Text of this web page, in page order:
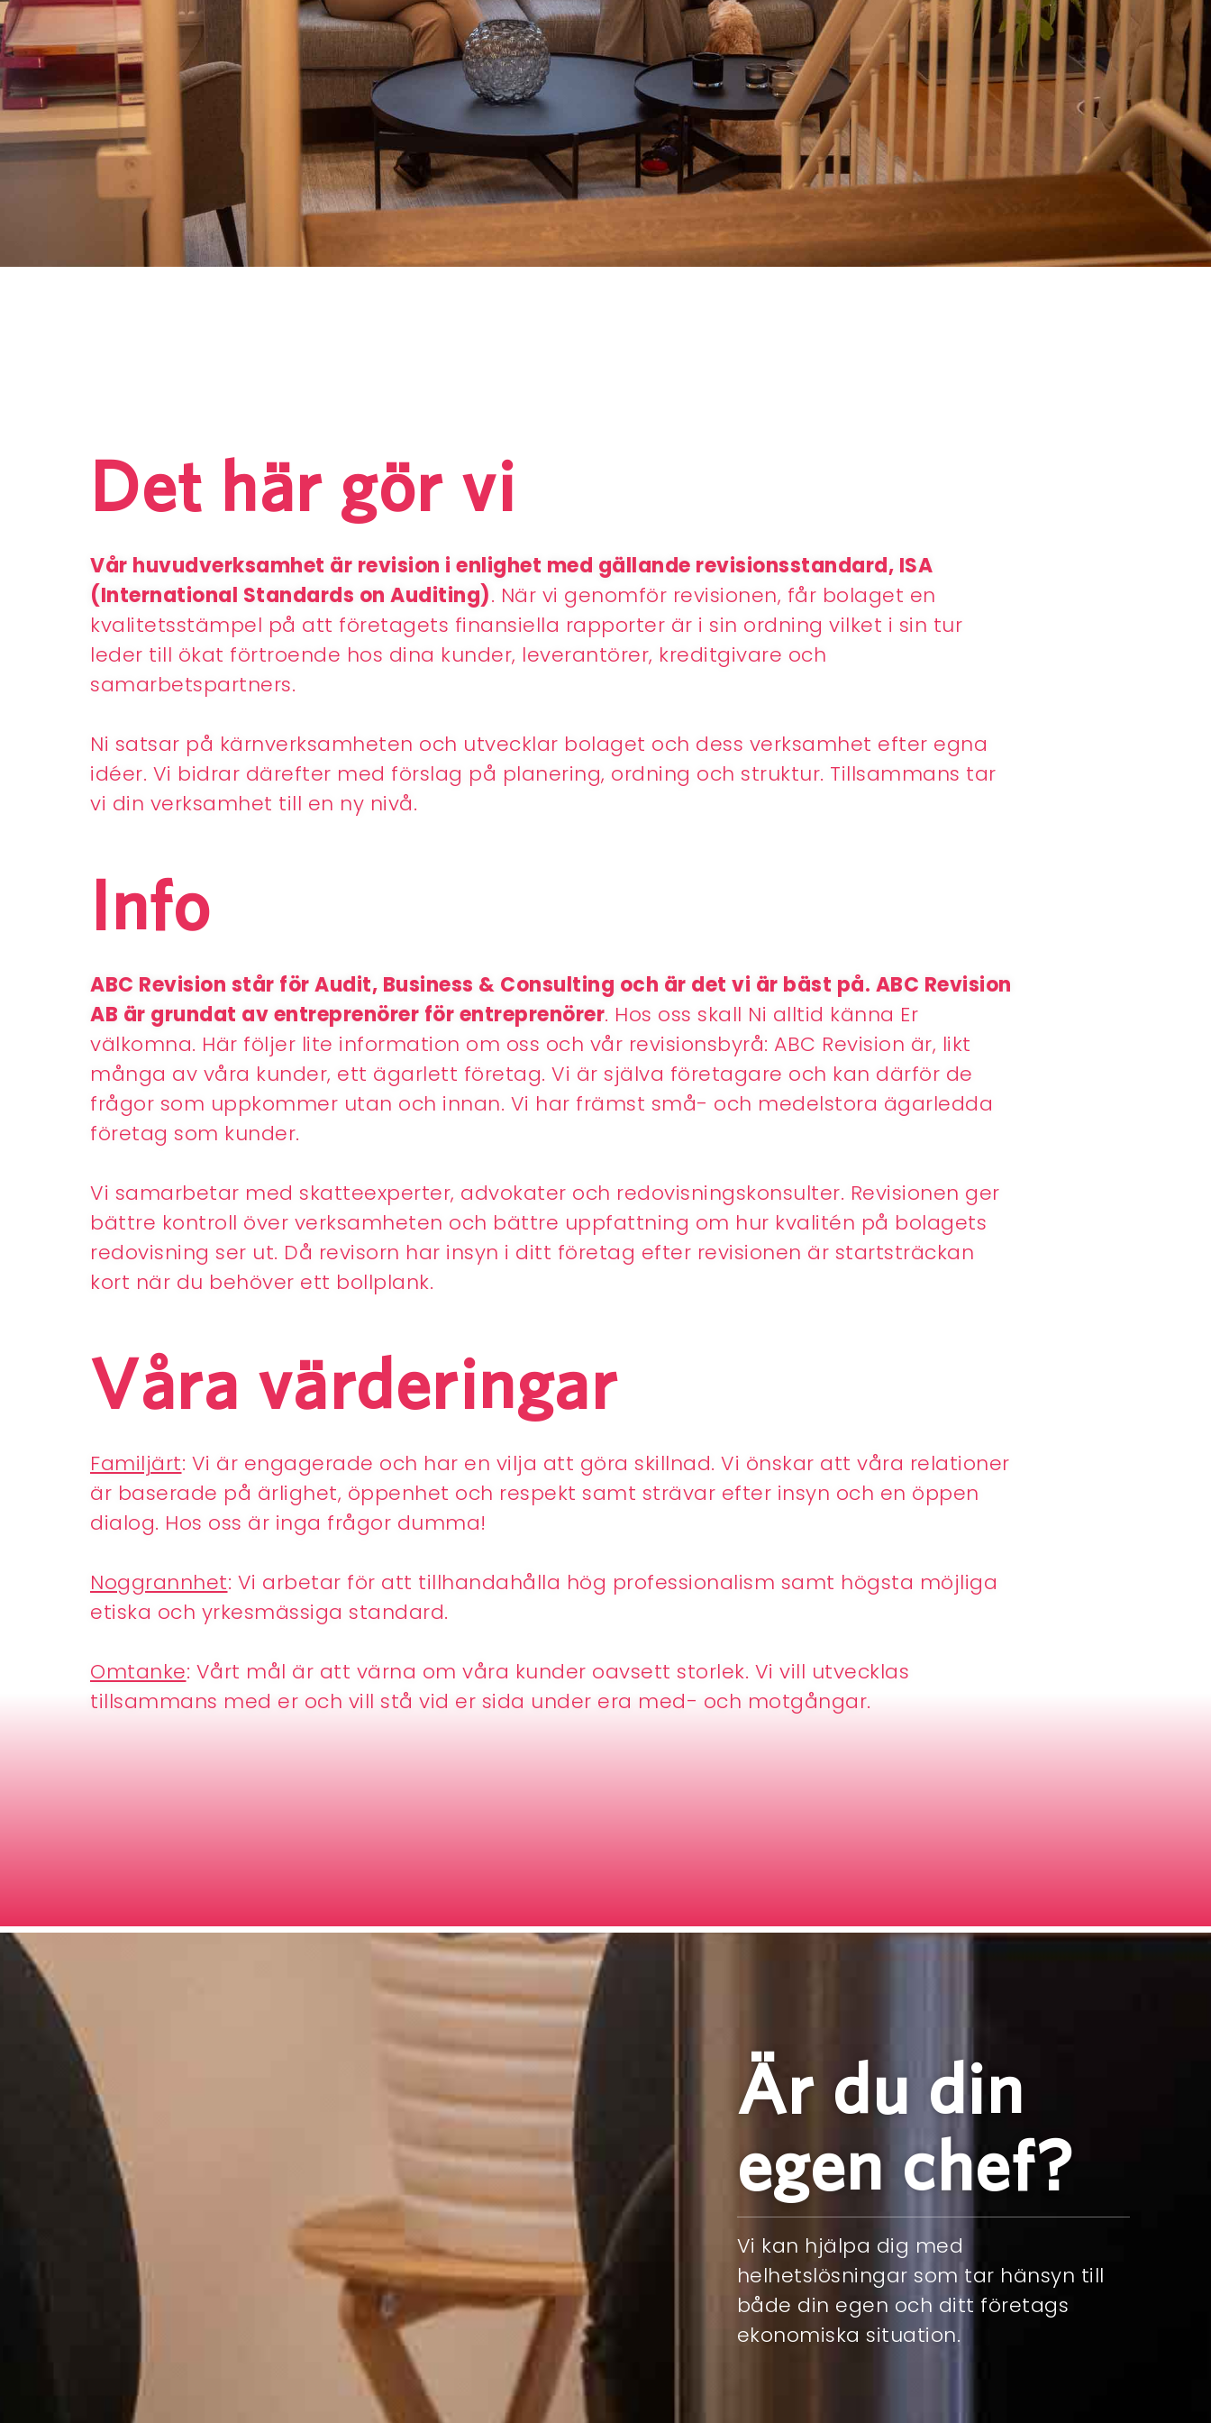
Det här gör vi
Vår huvudverksamhet är revision i enlighet med gällande revisionsstandard, ISA
(International Standards on Auditing). När vi genomför revisionen, får bolaget en
kvalitetsstämpel på att företagets finansiella rapporter är i sin ordning vilket i sin tur
leder till ökat förtroende hos dina kunder, leverantörer, kreditgivare och
samarbetspartners.
Ni satsar på kärnverksamheten och utvecklar bolaget och dess verksamhet efter egna
idéer. Vi bidrar därefter med förslag på planering, ordning och struktur. Tillsammans tar
vi din verksamhet till en ny nivå.
Info
ABC Revision står för Audit, Business & Consulting och är det vi är bäst på. ABC Revision
AB är grundat av entreprenörer för entreprenörer. Hos oss skall Ni alltid känna Er
välkomna. Här följer lite information om oss och vår revisionsbyrå: ABC Revision är, likt
många av våra kunder, ett ägarlett företag. Vi är själva företagare och kan därför de
frågor som uppkommer utan och innan. Vi har främst små- och medelstora ägarledda
företag som kunder.
Vi samarbetar med skatteexperter, advokater och redovisningskonsulter. Revisionen ger
bättre kontroll över verksamheten och bättre uppfattning om hur kvalitén på bolagets
redovisning ser ut. Då revisorn har insyn i ditt företag efter revisionen är startsträckan
kort när du behöver ett bollplank.
Våra värderingar
Familjärt: Vi är engagerade och har en vilja att göra skillnad. Vi önskar att våra relationer
är baserade på ärlighet, öppenhet och respekt samt strävar efter insyn och en öppen
dialog. Hos oss är inga frågor dumma!
Noggrannhet: Vi arbetar för att tillhandahålla hög professionalism samt högsta möjliga
etiska och yrkesmässiga standard.
Omtanke: Vårt mål är att värna om våra kunder oavsett storlek. Vi vill utvecklas
tillsammans med er och vill stå vid er sida under era med- och motgångar.
Är du din
egen chef?
Vi kan hjälpa dig med
helhetslösningar som tar hänsyn till
både din egen och ditt företags
ekonomiska situation.